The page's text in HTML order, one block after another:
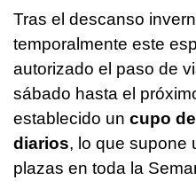
Tras el descanso
temporalmente este
autorizado el paso de
sábado hasta el
establecido un cupo
diarios, lo que supone
plazas en toda la